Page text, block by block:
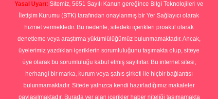
Yasal Uyarı: Sitemiz, 5651 Sayılı Kanun gereğince Bilgi Teknolojileri ve
İletişim Kurumu (BTK) tarafından onaylanmış bir Yer Sağlayıcı olarak
hizmet vermektedir. Bu nedenle, sitedeki içerikleri proaktif olarak
denetleme veya araştırma yükümlülüğümüz bulunmamaktadır. Ancak,
üyelerimiz yazdıkları içeriklerin sorumluluğunu taşımakta olup, siteye
üye olarak bu sorumluluğu kabul etmiş sayılırlar. Bu internet sitesi,
herhangi bir marka, kurum veya şahıs şirketi ile hiçbir bağlantısı
bulunmamaktadır. Sitede yalnızca kendi hazırladığımız makaleler
paylaşılmaktadır. Burada yer alan içerikler haber niteliği taşımamakta